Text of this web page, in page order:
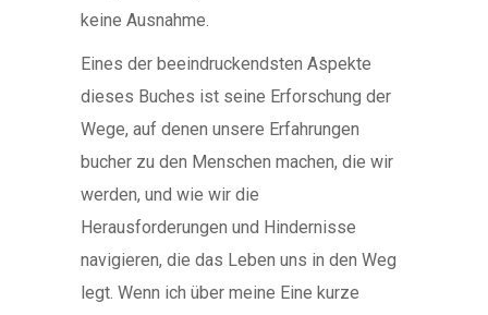
keine Ausnahme.
Eines der beeindruckendsten Aspekte
dieses Buches ist seine Erforschung der
Wege, auf denen unsere Erfahrungen
bucher zu den Menschen machen, die wir
werden, und wie wir die
Herausforderungen und Hindernisse
navigieren, die das Leben uns in den Weg
legt. Wenn ich über meine Eine kurze